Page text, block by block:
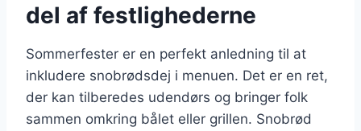
del af festlighederne
Sommerfester er en perfekt anledning til at
inkludere snobrødsdej i menuen. Det er en ret,
der kan tilberedes udendørs og bringer folk
sammen omkring bålet eller grillen. Snobrød